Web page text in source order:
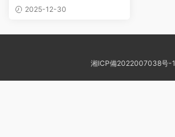
場推薦
2025-12-30
湘ICP備2022007038号-1